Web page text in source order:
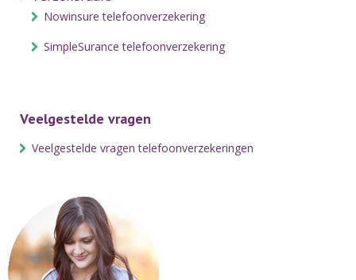
Nowinsure telefoonverzekering
SimpleSurance telefoonverzekering
Veelgestelde vragen
Veelgestelde vragen telefoonverzekeringen